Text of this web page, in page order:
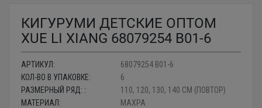
КИГУРУМИ ДЕТСКИЕ ОПТОМ
XUE LI XIANG 68079254 B01-6
АРТИКУЛ:
68079254 B01-6
КОЛ-ВО В УПАКОВКЕ:
6
РАЗМЕРНЫЙ РЯД: :
110, 120, 130, 140 СМ (ПОВТОР)
МАТЕРИАЛ:
МАХРА